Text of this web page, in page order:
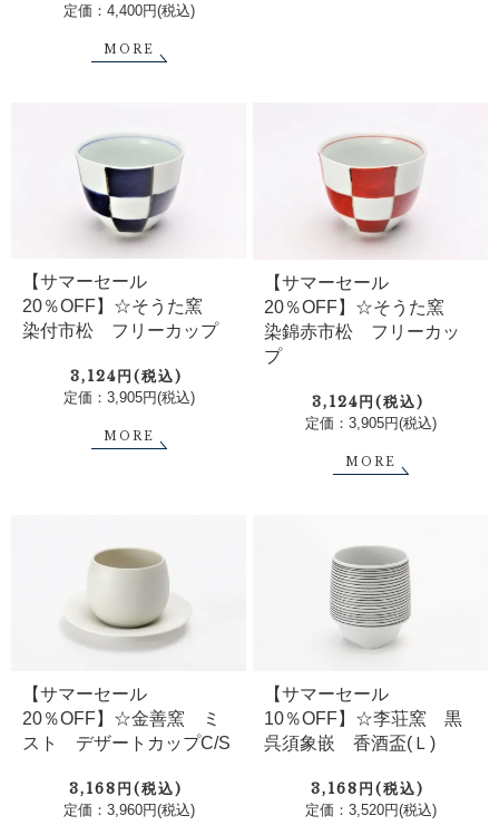
定価：4,400円(税込)
MORE
【サマーセール
20％OFF】☆そうた窯
染付市松 フリーカップ
3,124円(税込)
定価：3,905円(税込)
MORE
【サマーセール
20％OFF】☆そうた窯
染錦赤市松 フリーカッ
プ
3,124円(税込)
定価：3,905円(税込)
MORE
【サマーセール
20％OFF】☆金善窯 ミ
スト デザートカップC/S
3,168円(税込)
定価：3,960円(税込)
【サマーセール
10％OFF】☆李荘窯 黒
呉須象嵌 香酒盃(Ｌ)
3,168円(税込)
定価：3,520円(税込)